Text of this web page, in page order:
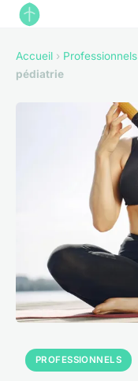
Accueil › Professionnels
pédiatrie
PROFESSIONNELS